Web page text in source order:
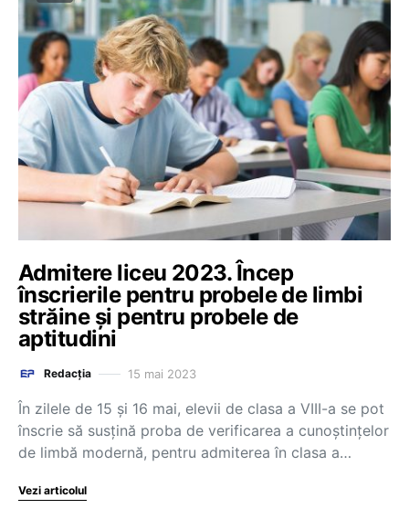
Admitere liceu 2023. Încep
înscrierile pentru probele de limbi
străine și pentru probele de
aptitudini
Redacția 15 mai 2023
În zilele de 15 și 16 mai, elevii de clasa a VIII-a se pot
înscrie să susțină proba de verificarea a cunoștințelor
de limbă modernă, pentru admiterea în clasa a…
Vezi articolul